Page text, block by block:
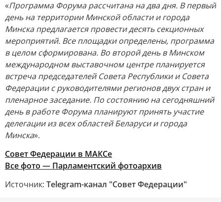
«Программа Форума рассчитана на два дня. В первый
день на территории Минской области и города
Минска предлагается провести десять секционных
мероприятий. Все площадки определены, программа
в целом сформирована. Во второй день в Минском
международном выставочном центре планируется
встреча председателей Совета Республики и Совета
Федерации с руководителями регионов двух стран и
пленарное заседание. По состоянию на сегодняшний
день в работе Форума планируют принять участие
делегации из всех областей Беларуси и города
Минска».
Совет Федерации в МАКСе
Все фото — Парламентский фотоархив
Источник: Telegram-канал "Совет Федерации"